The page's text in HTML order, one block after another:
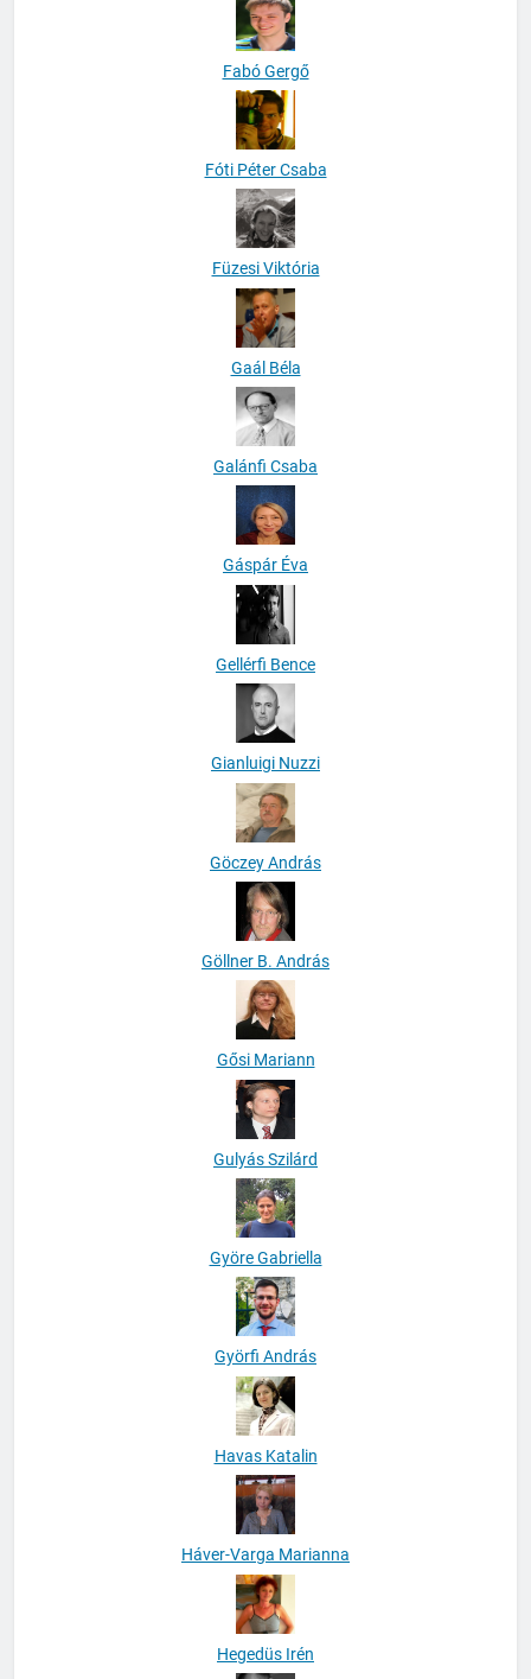
Fabó Gergő
Fóti Péter Csaba
Füzesi Viktória
Gaál Béla
Galánfi Csaba
Gáspár Éva
Gellérfi Bence
Gianluigi Nuzzi
Göczey András
Göllner B. András
Gősi Mariann
Gulyás Szilárd
Györe Gabriella
Györfi András
Havas Katalin
Háver-Varga Marianna
Hegedüs Irén